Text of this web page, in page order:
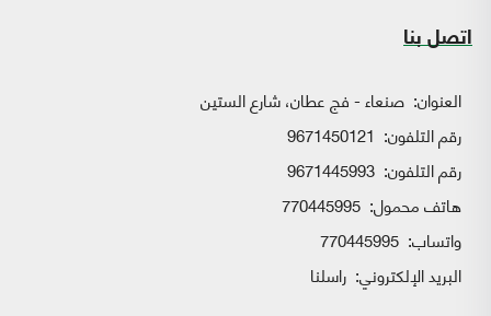
اتصل بنا
العنوان: صنعاء - فج عطان، شارع الستين
رقم التلفون: 9671450121
رقم التلفون: 9671445993
هاتف محمول: 770445995
واتساب:
البريد الإلكتروني: راسلنا